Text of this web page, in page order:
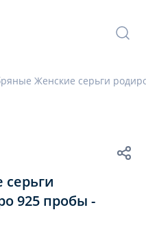
Женские серьги
925 пробы -